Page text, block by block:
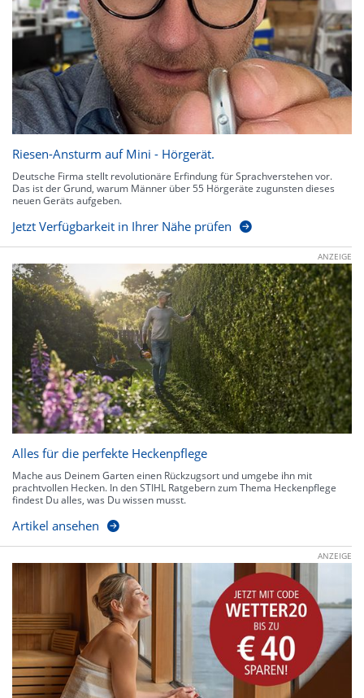
Riesen-Ansturm auf Mini - Hörgerät.
Deutsche Firma stellt revolutionäre Erfindung für Sprachverstehen vor.
Das ist der Grund, warum Männer über 55 Hörgeräte zugunsten dieses
neuen Geräts aufgeben.
Jetzt Verfügbarkeit in Ihrer Nähe prüfen
ANZEIGE
Alles für die perfekte Heckenpflege
Mache aus Deinem Garten einen Rückzugsort und umgebe ihn mit
prachtvollen Hecken. In den STIHL Ratgebern zum Thema Heckenpflege
findest Du alles, was Du wissen musst.
Artikel ansehen
ANZEIGE